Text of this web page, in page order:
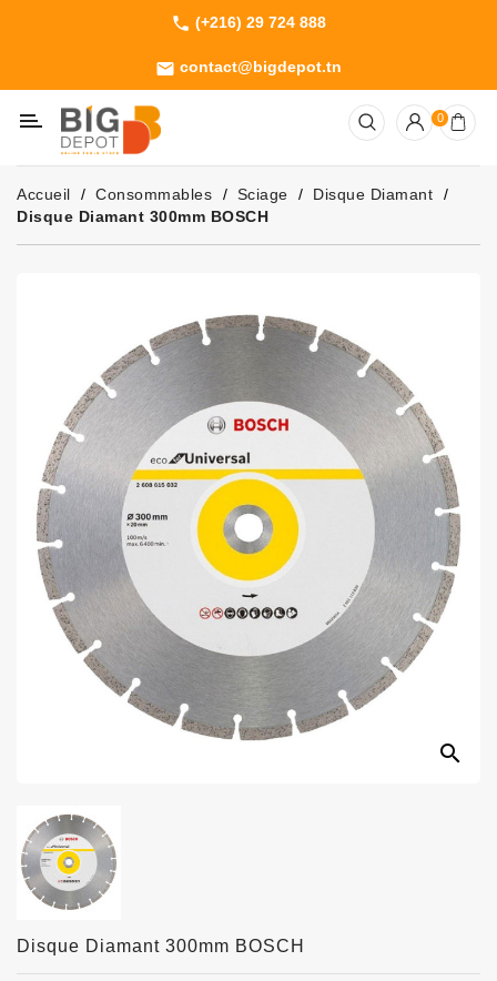
phone (+216) 29 724 888
email contact@bigdepot.tn
Machines
Outillage
Jardinage
Consommables
0
Accueil Consommables Sciage
Disque Diamant
Disque Diamant 300mm BOSCH
search
Disque Diamant 300mm BOSCH